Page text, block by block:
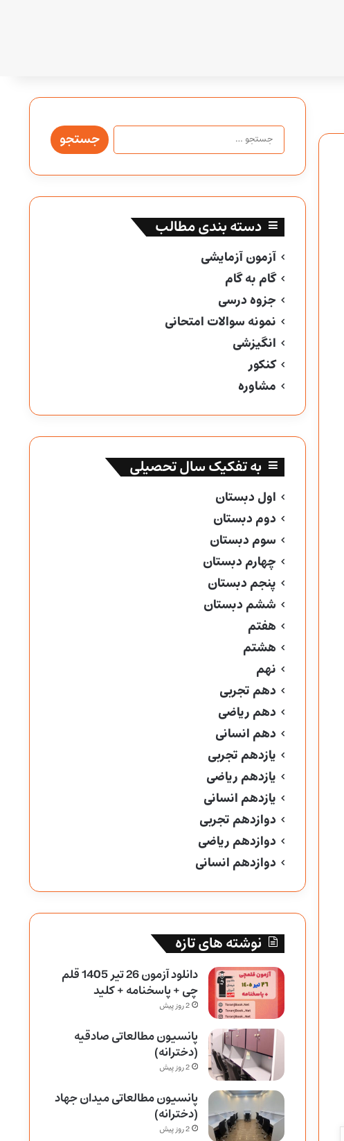
جستجو
برای:
دسته بندی مطالب
آزمون آزمایشی
گام به گام
جزوه درسی
نمونه سوالات امتحانی
انگیزشی
کنکور
مشاوره
به تفکیک سال تحصیلی
اول دبستان
دوم دبستان
سوم دبستان
چهارم دبستان
پنجم دبستان
ششم دبستان
هفتم
هشتم
نهم
دهم تجربی
دهم ریاضی
دهم انسانی
یازدهم تجربی
یازدهم ریاضی
یازدهم انسانی
دوازدهم تجربی
دوازدهم ریاضی
دوازدهم انسانی
نوشته های تازه
دانلود آزمون 26 تیر 1405 قلم
چی + پاسخنامه + کلید
2 روز پیش
پانسیون مطالعاتی صادقیه
(دخترانه)
2 روز پیش
پانسیون مطالعاتی میدان جهاد
(دخترانه)
2 روز پیش